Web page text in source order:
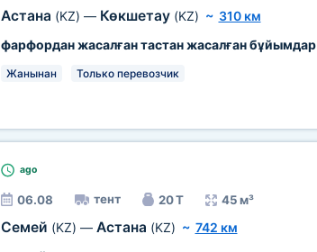
Астана (KZ) — Көкшетау (KZ) ~ 310 км
фарфордан жасалған тастан жасалған бұйымдар
Жанынан Только перевозчик
ago
06.08 тент 20 Т 45 м³
Семей (KZ) — Астана (KZ) ~ 742 км